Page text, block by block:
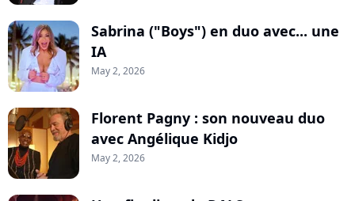
Sabrina ("Boys") en duo avec... une
IA
May 2, 2026
Florent Pagny : son nouveau duo
avec Angélique Kidjo
May 2, 2026